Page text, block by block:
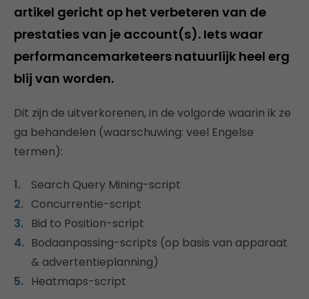
artikel gericht op het verbeteren van de
prestaties van je account(s). Iets waar
performancemarketeers natuurlijk heel erg
blij van worden.
Dit zijn de uitverkorenen, in de volgorde waarin ik ze
ga behandelen (waarschuwing: veel Engelse
termen):
Search Query Mining-script
Concurrentie-script
Bid to Position-script
Bodaanpassing-scripts (op basis van apparaat
& advertentieplanning)
Heatmaps-script